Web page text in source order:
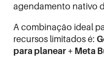
agendamento nativo
A combinação ideal
recursos limitados é:
para planear + Meta